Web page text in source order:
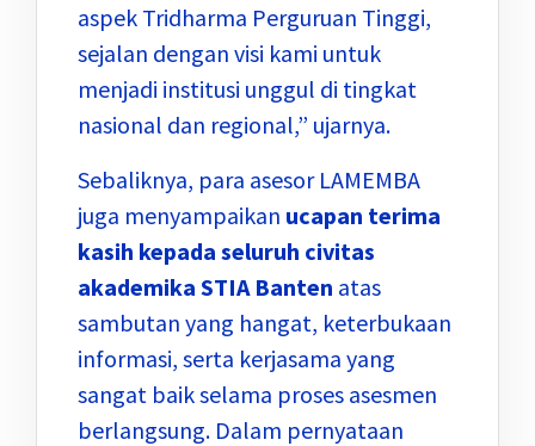
aspek Tridharma Perguruan Tinggi,
sejalan dengan visi kami untuk
menjadi institusi unggul di tingkat
nasional dan regional,” ujarnya.
Sebaliknya, para asesor LAMEMBA
juga menyampaikan ucapan terima
kasih kepada seluruh civitas
akademika STIA Banten atas
sambutan yang hangat, keterbukaan
informasi, serta kerjasama yang
sangat baik selama proses asesmen
berlangsung. Dalam pernyataan